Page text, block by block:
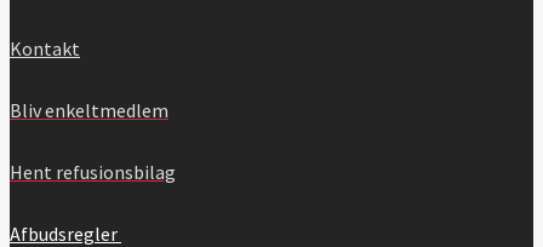
Kontakt
Bliv enkeltmedlem
Hent refusionsbilag
Afbudsregler